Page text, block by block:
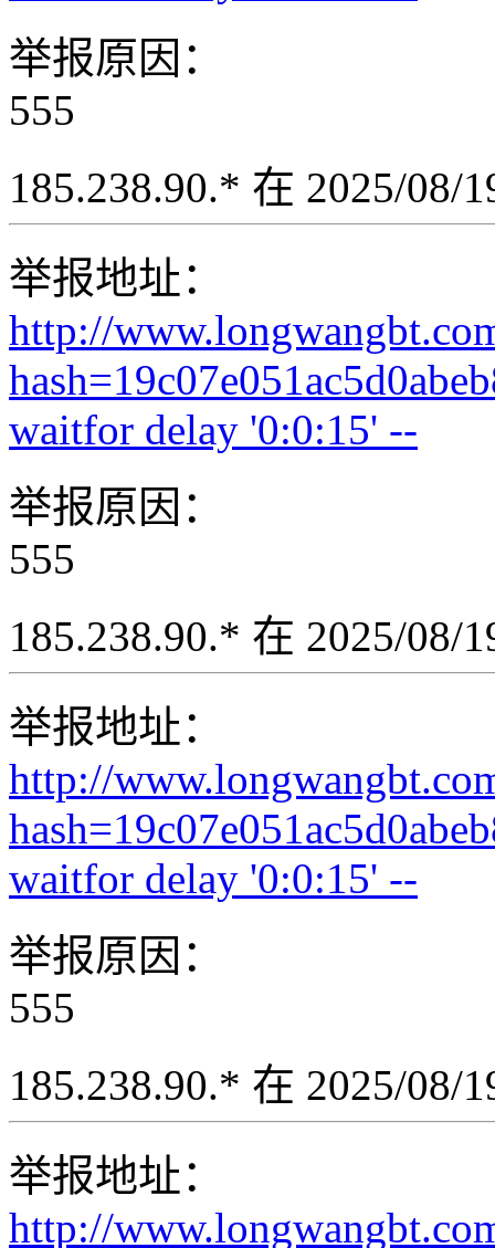
举报原因：
555
185.238.90.* 在 2025/08/
举报地址：
http://
waitfor delay '0:0:15' --
举报原因：
555
185.238.90.* 在 2025/08/
举报地址：
http://
waitfor delay '0:0:15' --
举报原因：
555
185.238.90.* 在 2025/08/
举报地址：
http://